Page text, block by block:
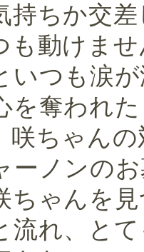
持ちか交
も動けま
いつも涙
を奪われ
咲ちゃん
ーノンの
ちゃんを
流れ、と